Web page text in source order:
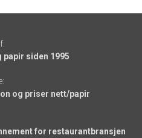
papir siden 1995
og priser nett/papir
for restaurantbransjen